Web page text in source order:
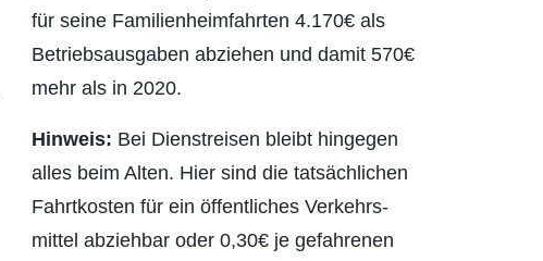
für seine Familienheimfahrten 4.170€ als
Betriebsausgaben abziehen und damit 570€
mehr als in 2020.
Hinweis: Bei Dienstreisen bleibt hingegen
alles beim Alten. Hier sind die tatsächlichen
Fahrtkosten für ein öffentliches Verkehrs­
mittel abziehbar oder 0,30€ je gefahrenen